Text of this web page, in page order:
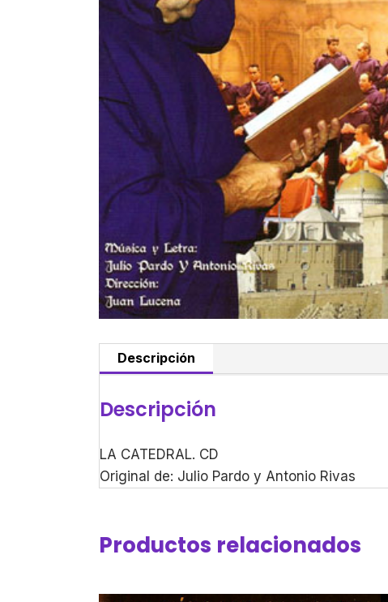
Descripción
Descripción
LA CATEDRAL. CD
Original de: Julio Pardo y Antonio Rivas
Productos relacionados